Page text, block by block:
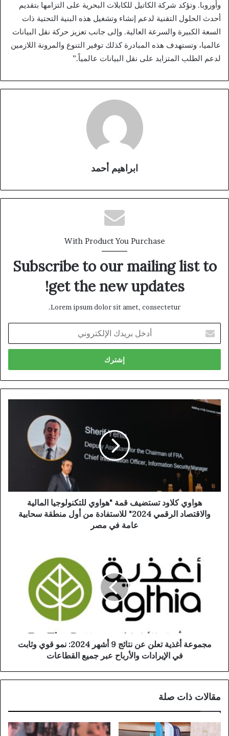
وأوروبا. وتؤكد شركة الكاتيل للكابلات البحرية على التزامها بتقديم
أحدث الحلول التقنية لدعم إنشاء وتشغيل هذه البنية التحتية ذات
السعة الكبيرة والسرعة العالية. وإلى جانب تعزيز حركة نقل البيانات
عالميا، وتستهدف هذه المبادرة كذلك توفير التنوع والمرونة اللازمين
لدعم الطلب المتزايد على نقل البيانات عالمياً.”
ابراهيم أحمد
With Product You Purchase
Subscribe to our mailing list to
get the new updates!
Lorem ipsum dolor sit amet, consectetur.
بريدك
الإلكتروني
هواوي كلاود تستضيف قمة "هواوي للتكنولوجيا المالية
والاقتصاد الرقمي 2024" للاستفادة من أول منطقة سحابية
عامة في مصر
مجموعة أغذية تعلن عن نتائج 9 أشهر 2024: نمو قوي وثابت
في الإيرادات والأرباح عبر جميع القطاعات
مقالات ذات صلة